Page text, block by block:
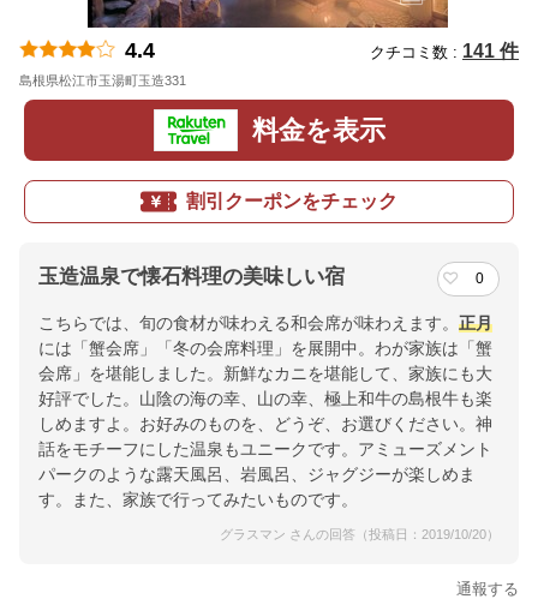
4.4 クチコミ数 : 141 件
島根県松江市玉湯町玉造331
料金を表示
割引クーポンをチェック
玉造温泉で懐石料理の美味しい宿 0
こちらでは、旬の食材が味わえる和会席が味わえます。 正月
には「蟹会席」「冬の会席料理」を展開中。わが家族は「蟹
会席」を堪能しました。新鮮なカニを堪能して、家族にも大
好評でした。山陰の海の幸、山の幸、極上和牛の島根牛も楽
しめますよ。お好みのものを、どうぞ、お選びください。神
話をモチーフにした温泉もユニークです。アミューズメント
パークのような露天風呂、岩風呂、ジャグジーが楽しめま
す。また、家族で行ってみたいものです。
グラスマン さんの回答（投稿日：2019/10/20）
通報する